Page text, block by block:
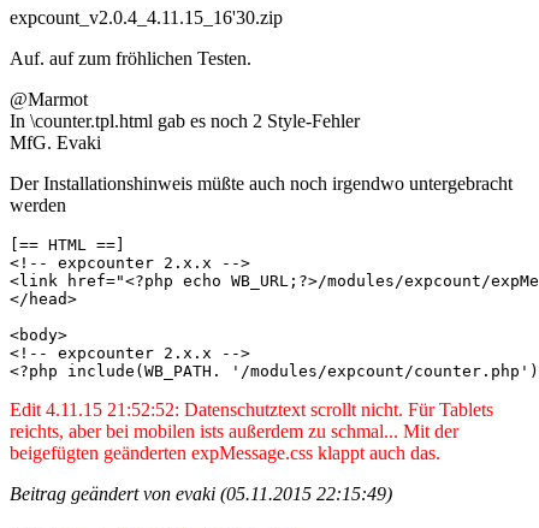
expcount_v2.0.4_4.11.15_16'30.zip
Auf. auf zum fröhlichen Testen.
@Marmot
In \counter.tpl.html gab es noch 2 Style-Fehler
MfG. Evaki
Der Installationshinweis müßte auch noch irgendwo untergebracht
werden
[== HTML ==]
<!-- expcounter 2.x.x -->
<link href="<?php echo WB_URL;?>/modules/expcount/
</head>
<body>
<!-- expcounter 2.x.x -->
<?php include(WB_PATH. '/modules/expcount/
Edit 4.11.15 21:52:52: Datenschutztext scrollt nicht. Für Tablets
reichts, aber bei mobilen ists außerdem zu schmal... Mit der
beigefügten geänderten expMessage.css klappt auch das.
Beitrag geändert von evaki (05.11.2015 22:15:49)